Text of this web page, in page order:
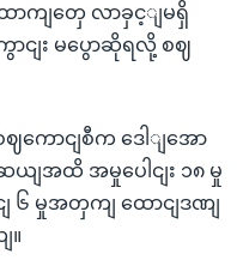
ာကျတှေ လာခှင့ျမရှိ
ျး မပွောဆိုရလို့ စဈ
ဈကောငျစီက ဒေါျအော
ျအထိ အမှုပေါငျး ၁၈ မှု
၆ မှုအတှကျ ထောငျဒဏျ
။